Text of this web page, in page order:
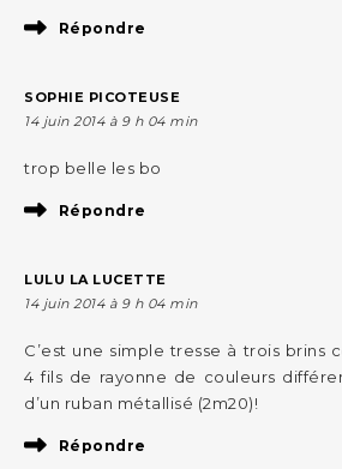
Répondre
SOPHIE PICOTEUSE
14 juin 2014 à 9 h 04 min
trop belle les bo
Répondre
LULU LA LUCETTE
14 juin 2014 à 9 h 04 min
C’est une simple tresse à trois brins
4 fils de rayonne de couleurs
d’un ruban métallisé (2m20)!
Répondre